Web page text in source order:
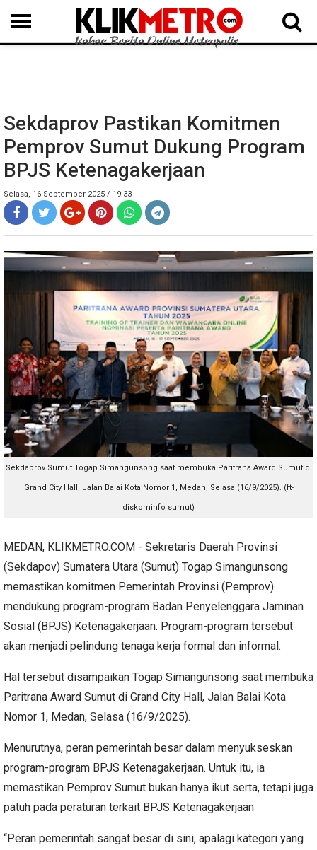
MEDAN LANGKAT DAIRI SAMOSIR TAPUT BATUBARA DELISERDANG
Sekdaprov Pastikan Komitmen
Pemprov Sumut Dukung Program
BPJS Ketenagakerjaan
Selasa, 16 September 2025 / 19.33
Sekdaprov Sumut Togap Simangunsong saat membuka Paritrana Award Sumut di
Grand City Hall, Jalan Balai Kota Nomor 1, Medan, Selasa (16/9/2025). (ft-
diskominfo sumut)
MEDAN, KLIKMETRO.COM - Sekretaris Daerah Provinsi
(Sekdapov) Sumatera Utara (Sumut) Togap Simangunsong
memastikan komitmen Pemerintah Provinsi (Pemprov)
mendukung program-program Badan Penyelenggara Jaminan
Sosial (BPJS) Ketenagakerjaan. Program-program tersebut
akan menjadi pelindung tenaga kerja formal dan informal.
Hal tersebut disampaikan Togap Simangunsong saat membuka
Paritrana Award Sumut di Grand City Hall, Jalan Balai Kota
Nomor 1, Medan, Selasa (16/9/2025).
Menurutnya, peran pemerintah besar dalam menyukseskan
program-program BPJS Ketenagakerjaan. Untuk itu, ia
memastikan Pemprov Sumut bukan hanya ikut serta, tetapi juga
patuh pada peraturan terkait BPJS Ketenagakerjaan
“Peran pemerintah sangat besar di sini, apalagi kategori yang